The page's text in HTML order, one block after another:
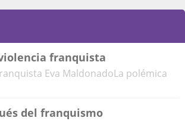
franquista
Eva MaldonadoLa polémica
del franquismo